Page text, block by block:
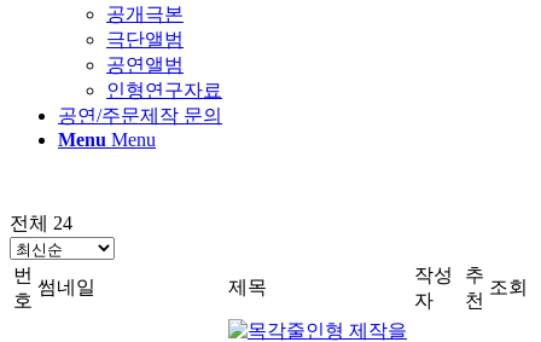
공개극본
극단앨범
공연앨범
인형연구자료
공연/주문제작 문의
Menu Menu
전체 24
번
호
썸네일 제목
작성
자
추
천
조회